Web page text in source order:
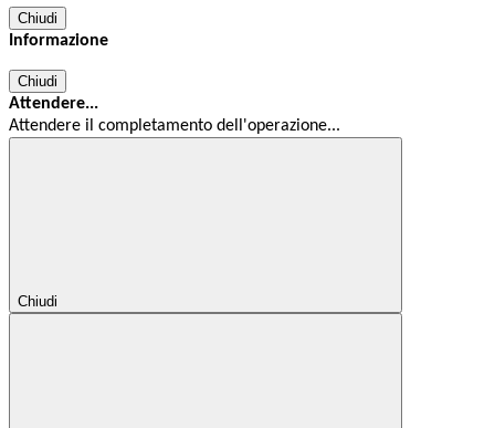
Chiudi
Informazione
Chiudi
Attendere...
Attendere il completamento dell'operazione...
Chiudi